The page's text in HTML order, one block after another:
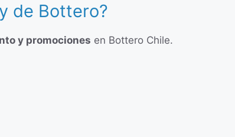
de Bottero?
y promociones en Bottero Chile.